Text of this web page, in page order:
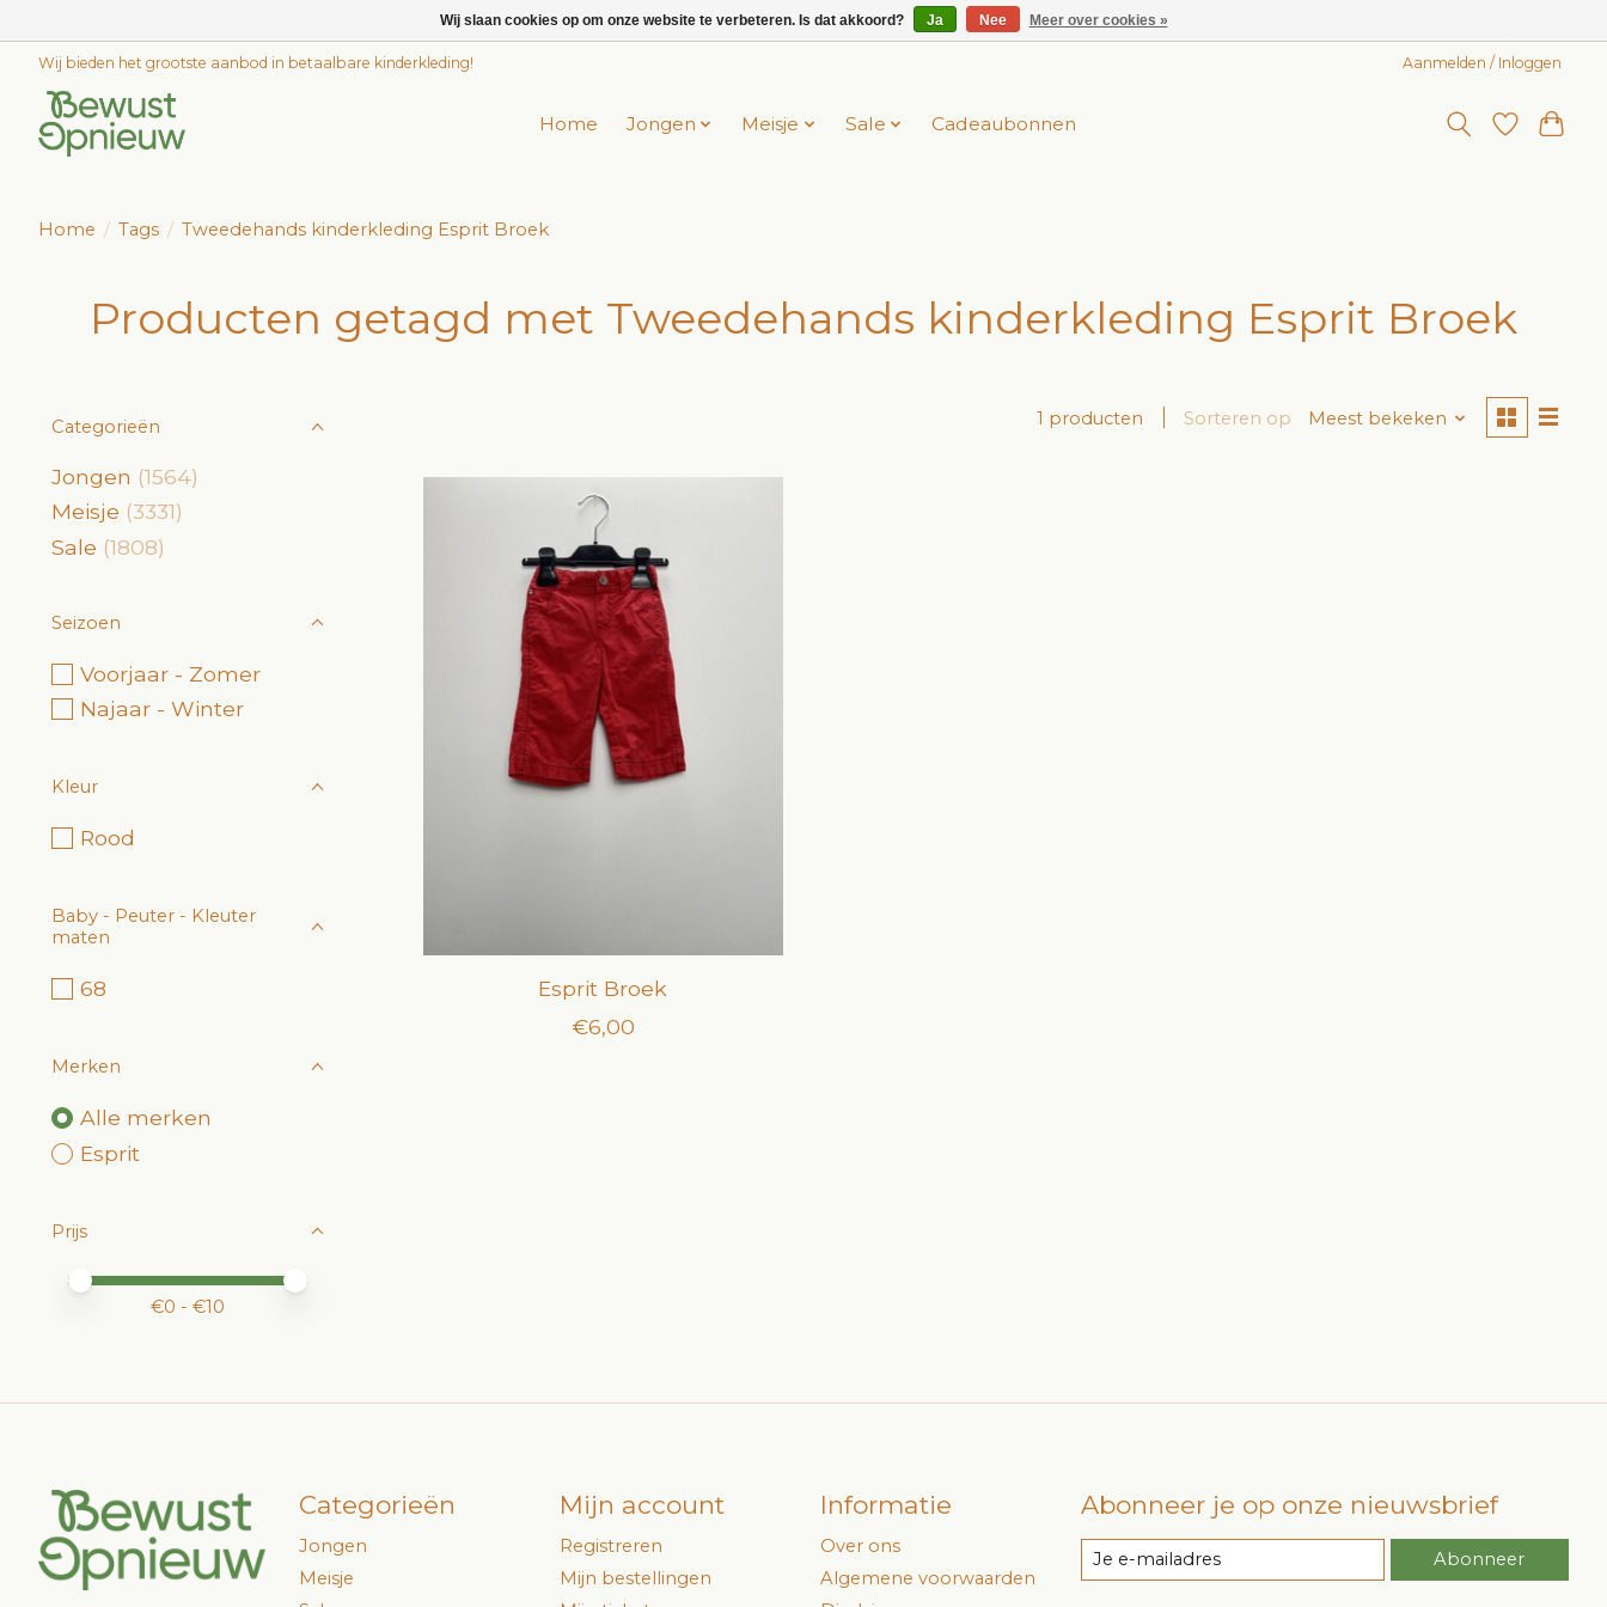
Wij bieden het grootste aanbod in betaalbare kinderkleding! Aanmelden / Inloggen
Home Jongen Meisje Sale Cadeaubonnen
Home / Tags / Tweedehands kinderkleding Esprit Broek
Producten getagd met Tweedehands kinderkleding Esprit Broek
Categorieën
Jongen (1564)
Meisje (3331)
Sale (1808)
Seizoen
Voorjaar - Zomer
Najaar - Winter
Kleur
Rood
Baby - Peuter - Kleuter
maten
68
Merken
Alle merken
Esprit
Prijs
Minimale prijswaarde
Price maximum value
€0 - €10
1 producten Sorteren op Meest bekeken
Esprit Broek
€6,00
Categorieën
Jongen
Meisje
Mijn account
Registreren
Mijn bestellingen
Informatie
Over ons
Algemene voorwaarden
Abonneer je op onze nieuwsbrief
Abonneer
Wij slaan cookies op om onze website te verbeteren. Is dat akkoord? Ja Nee Meer over cookies »